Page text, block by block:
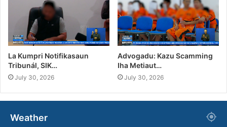
La Kumpri Notifikasaun
Tribunál, SIK…
July 30, 2026
Advogadu: Kazu Scamming
Iha Metiaut…
July 30, 2026
Weather